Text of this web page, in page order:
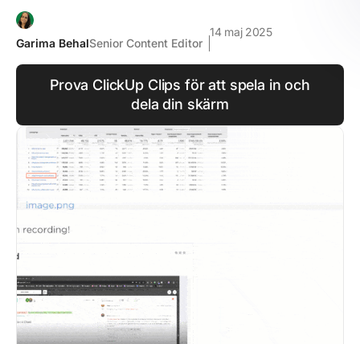
Garima BehalSenior Content Editor
14 maj 2025
Prova ClickUp Clips för att spela in och
dela din skärm